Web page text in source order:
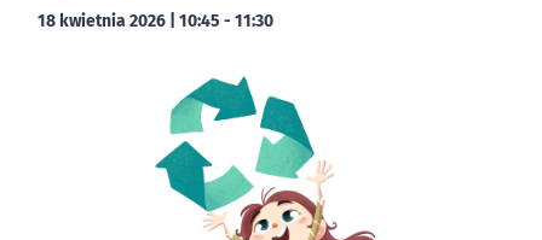
18 kwietnia 2026 | 10:45 - 11:30